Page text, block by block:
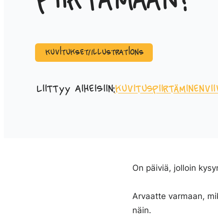
Kuvitukset/Illustrations
Liittyy aiheisiin:kuvituspiirtäminen
On päiviä, jolloin
Arvaatte varmaan,
näin.